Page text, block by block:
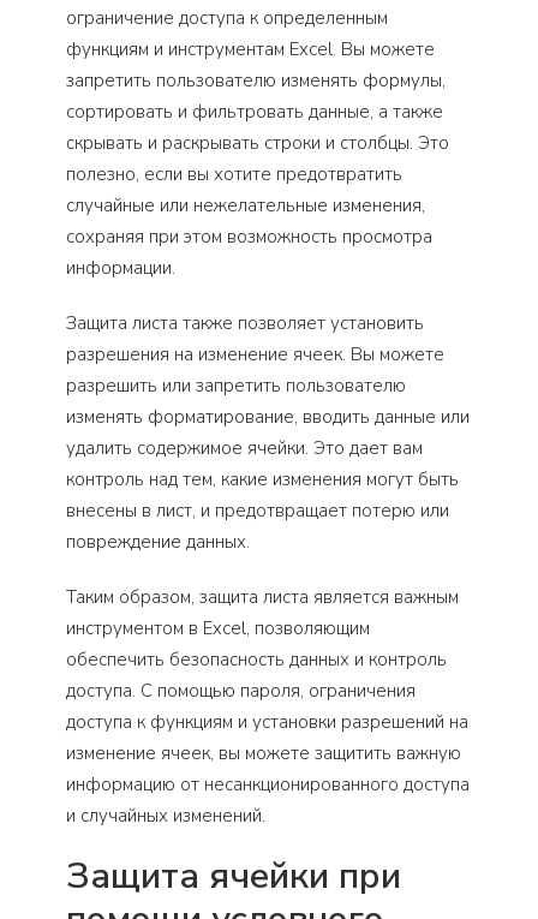
ограничение доступа к определенным
функциям и инструментам Excel. Вы можете
запретить пользователю изменять формулы,
сортировать и фильтровать данные, а также
скрывать и раскрывать строки и столбцы. Это
полезно, если вы хотите предотвратить
случайные или нежелательные изменения,
сохраняя при этом возможность просмотра
информации.
Защита листа также позволяет установить
разрешения на изменение ячеек. Вы можете
разрешить или запретить пользователю
изменять форматирование, вводить данные или
удалить содержимое ячейки. Это дает вам
контроль над тем, какие изменения могут быть
внесены в лист, и предотвращает потерю или
повреждение данных.
Таким образом, защита листа является важным
инструментом в Excel, позволяющим
обеспечить безопасность данных и контроль
доступа. С помощью пароля, ограничения
доступа к функциям и установки разрешений на
изменение ячеек, вы можете защитить важную
информацию от несанкционированного доступа
и случайных изменений.
Защита ячейки при